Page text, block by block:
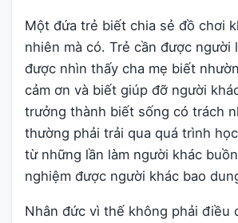
Một đứa trẻ biết chia sẻ đồ chơi
nhiên mà có. Trẻ cần được người
được nhìn thấy cha mẹ biết
cảm ơn và biết giúp đỡ người
trưởng thành biết sống có trách
thường phải trải qua quá trình
từ những lần làm người khác
nghiệm được người khác bao
Nhân đức vì thế không phải điều